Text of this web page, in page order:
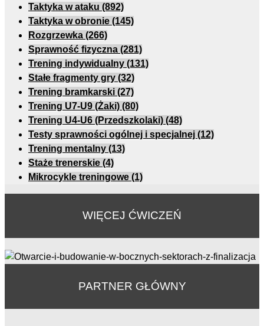
Taktyka w ataku (892)
Taktyka w obronie (145)
Rozgrzewka (266)
Sprawność fizyczna (281)
Trening indywidualny (131)
Stałe fragmenty gry (32)
Trening bramkarski (27)
Trening U7-U9 (Żaki) (80)
Trening U4-U6 (Przedszkolaki) (48)
Testy sprawności ogólnej i specjalnej (12)
Trening mentalny (13)
Staże trenerskie (4)
Mikrocykle treningowe (1)
WIĘCEJ ĆWICZEŃ
PARTNER GŁÓWNY